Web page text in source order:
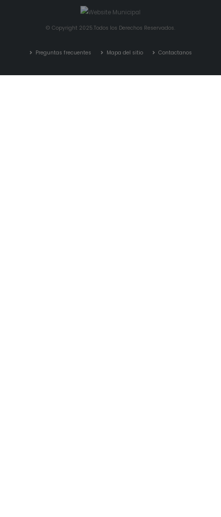
© Copyright 2025.Todos los Derechos Reservados.
Preguntas frecuentes Mapa del sitio Contactanos